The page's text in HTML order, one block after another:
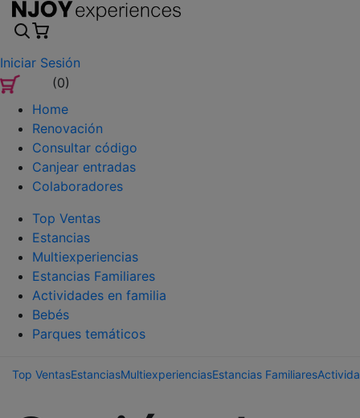
Iniciar Sesión
(0)
Home
Renovación
Consultar código
Canjear entradas
Colaboradores
Top Ventas
Estancias
Multiexperiencias
Estancias Familiares
Actividades en familia
Bebés
Parques temáticos
Top VentasEstanciasMultiexperienciasEstancias Familiares